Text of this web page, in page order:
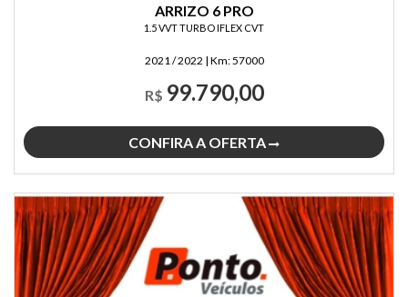
ARRIZO 6 PRO
1.5 VVT TURBO IFLEX CVT
2021 / 2022 | Km:57000
R$ 99.790,00
CONFIRA A OFERTA